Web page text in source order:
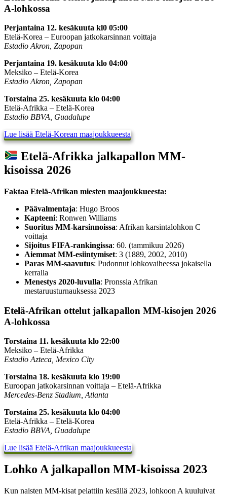
A-lohkossa
Perjantaina 12. kesäkuuta kl0 05:00
Etelä-Korea – Euroopan jatkokarsinnan voittaja
Estadio Akron, Zapopan
Perjantaina 19. kesäkuuta klo 04:00
Meksiko – Etelä-Korea
Estadio Akron, Zapopan
Torstaina 25. kesäkuuta klo 04:00
Etelä-Afrikka – Etelä-Korea
Estadio BBVA, Guadalupe
Lue lisää Etelä-Korean maajoukkueesta
Etelä-Afrikka jalkapallon MM-
kisoissa 2026
Faktaa Etelä-Afrikan miesten maajoukkueesta:
Päävalmentaja: Hugo Broos
Kapteeni: Ronwen Williams
Suoritus MM-karsinnoissa: Afrikan karsintalohkon C
voittaja
Sijoitus FIFA-rankingissa: 60. (tammikuu 2026)
Aiemmat MM-esiintymiset: 3 (1889, 2002, 2010)
Paras MM-saavutus: Pudonnut lohkovaiheessa jokaisella
kerralla
Menestys 2020-luvulla: Pronssia Afrikan
mestaruusturnauksessa 2023
Etelä-Afrikan ottelut jalkapallon MM-kisojen 2026
A-lohkossa
Torstaina 11. kesäkuuta klo 22:00
Meksiko – Etelä-Afrikka
Estadio Azteca, Mexico City
Torstaina 18. kesäkuuta klo 19:00
Euroopan jatkokarsinnan voittaja – Etelä-Afrikka
Mercedes-Benz Stadium, Atlanta
Torstaina 25. kesäkuuta klo 04:00
Etelä-Afrikka – Etelä-Korea
Estadio BBVA, Guadalupe
Lue lisää Etelä-Afrikan maajoukkueesta
Lohko A jalkapallon MM-kisoissa 2023
Kun naisten MM-kisat pelattiin kesällä 2023, lohkoon A kuuluivat